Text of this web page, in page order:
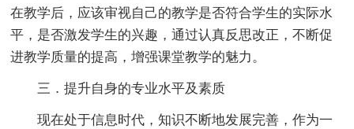
在教学后，应该审视自己的教学是否符合学生的实际水
平，是否激发学生的兴趣，通过认真反思改正，不断促
进教学质量的提高，增强课堂教学的魅力。
三．提升自身的专业水平及素质
现在处于信息时代，知识不断地发展完善，作为一